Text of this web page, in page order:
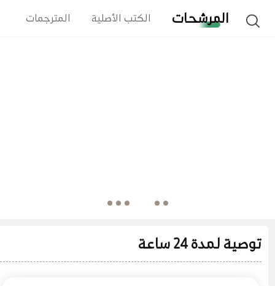
المترجمات الكتب الأصلية المرشحات
توصية لمدة 24 ساعة